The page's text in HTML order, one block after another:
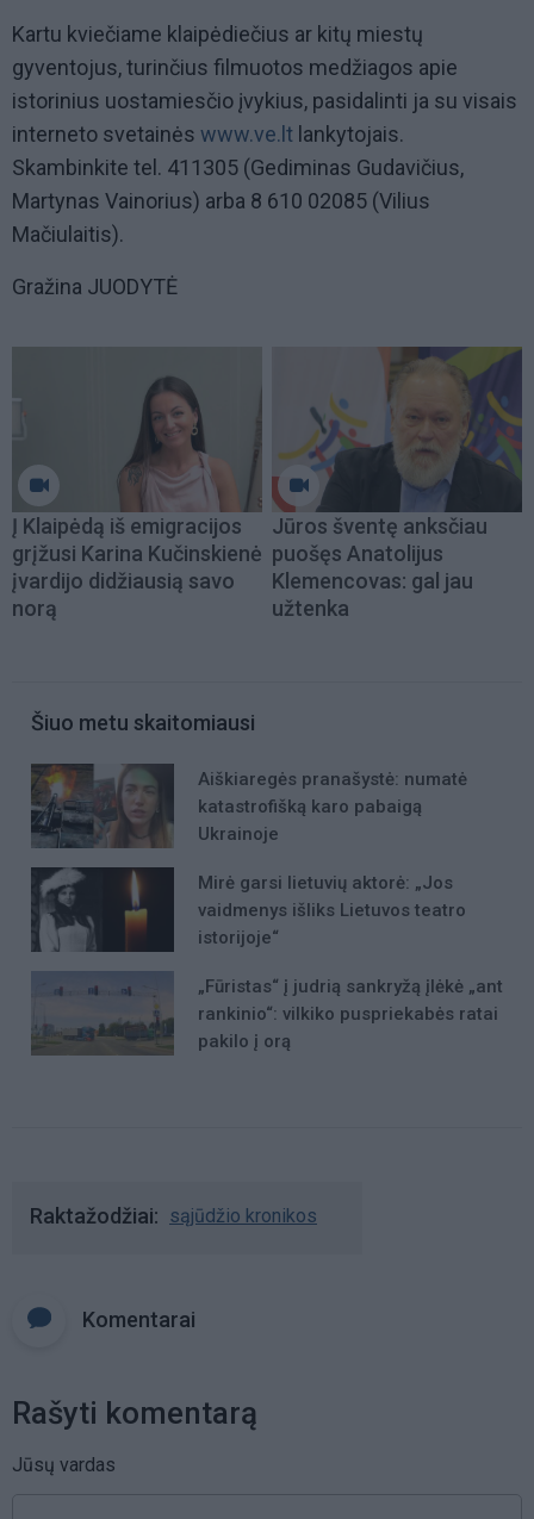
Kartu kviečiame klaipėdiečius ar kitų miestų
gyventojus, turinčius filmuotos medžiagos apie
istorinius uostamiesčio įvykius, pasidalinti ja su visais
interneto svetainės www.ve.lt lankytojais.
Skambinkite tel. 411305 (Gediminas Gudavičius,
Martynas Vainorius) arba 8 610 02085 (Vilius
Mačiulaitis).
Gražina JUODYTĖ
Į Klaipėdą iš emigracijos
grįžusi Karina Kučinskienė
įvardijo didžiausią savo
norą
Jūros šventę anksčiau
puošęs Anatolijus
Klemencovas: gal jau
užtenka
Šiuo metu skaitomiausi
Aiškiaregės pranašystė: numatė
katastrofišką karo pabaigą
Ukrainoje
Mirė garsi lietuvių aktorė: „Jos
vaidmenys išliks Lietuvos teatro
istorijoje“
„Fūristas“ į judrią sankryžą įlėkė „ant
rankinio“: vilkiko puspriekabės ratai
pakilo į orą
Raktažodžiai sąjūdžio kronikos
Komentarai
Rašyti komentarą
Jūsų vardas